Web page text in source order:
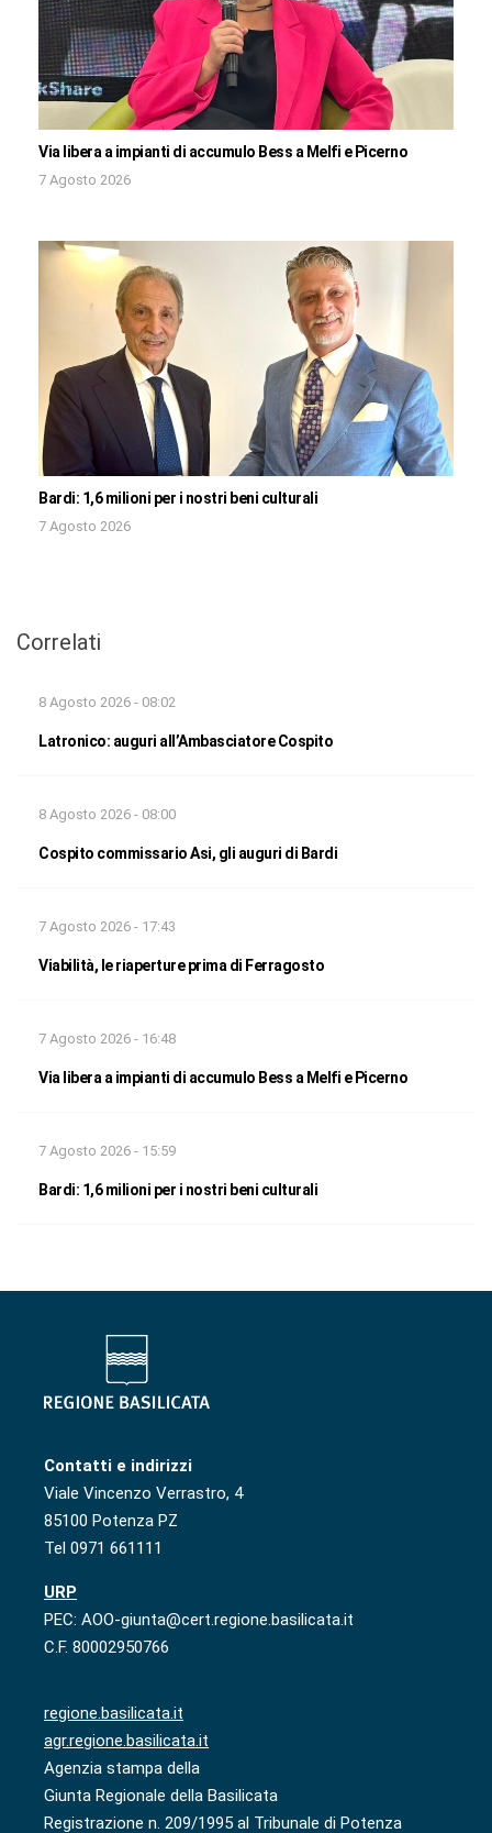
Via libera a impianti di accumulo Bess a Melfi e Picerno
7 Agosto 2026
Bardi: 1,6 milioni per i nostri beni culturali
7 Agosto 2026
Correlati
8 Agosto 2026 - 08:02
Latronico: auguri all’Ambasciatore Cospito
8 Agosto 2026 - 08:00
Cospito commissario Asi, gli auguri di Bardi
7 Agosto 2026 - 17:43
Viabilità, le riaperture prima di Ferragosto
7 Agosto 2026 - 16:48
Via libera a impianti di accumulo Bess a Melfi e Picerno
7 Agosto 2026 - 15:59
Bardi: 1,6 milioni per i nostri beni culturali
Contatti e indirizzi
Viale Vincenzo Verrastro, 4
85100 Potenza PZ
Tel 0971 661111
URP
PEC: AOO-giunta@cert.regione.basilicata.it
C.F. 80002950766
regione.basilicata.it
agr.regione.basilicata.it
Agenzia stampa della
Giunta Regionale della Basilicata
Registrazione n. 209/1995 al Tribunale di Potenza